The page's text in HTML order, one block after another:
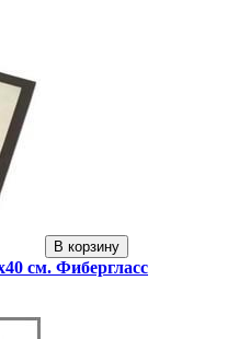
В корзину
см. Фибергласс